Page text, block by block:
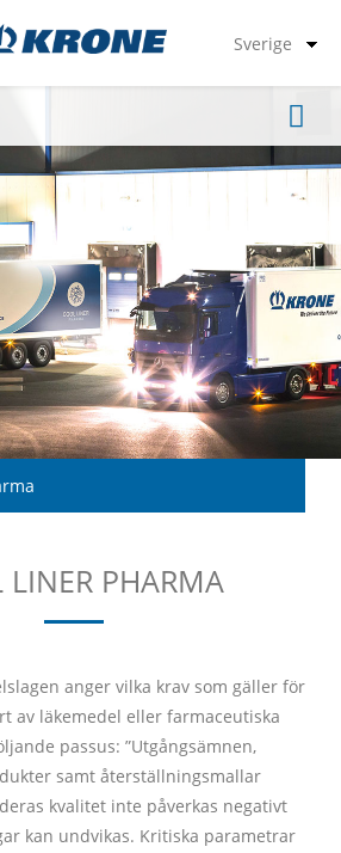
LINER PHARMA
anger vilka krav som gäller för
av läkemedel eller farmaceutiska
passus: ”Utgångsämnen,
samt återställningsmallar
kvalitet inte påverkas negativt
kan undvikas. Kritiska parametrar